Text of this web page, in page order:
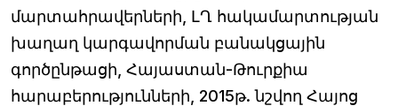
մարտահրավերների, ԼՂ հակամարտության
խաղաղ կարգավորման բանակցային
գործընթացի, Հայաստան-Թուրքիա
հարաբերությունների, 2015թ. նշվող Հայոց